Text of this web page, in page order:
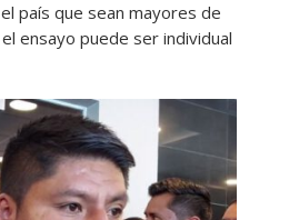
país que sean mayores de
ensayo puede ser individual